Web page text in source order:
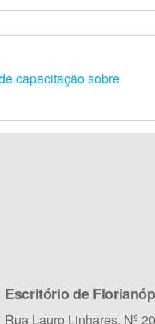
capacitação sobre
Escritório de
Rua Lauro Linhares, Nº